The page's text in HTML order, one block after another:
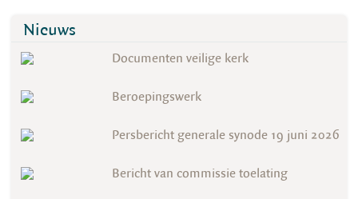
Nieuws
Documenten veilige kerk
Beroepingswerk
Persbericht generale synode 19 juni 2026
Bericht van commissie toelating